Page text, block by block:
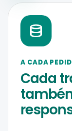
A CADA
Cada